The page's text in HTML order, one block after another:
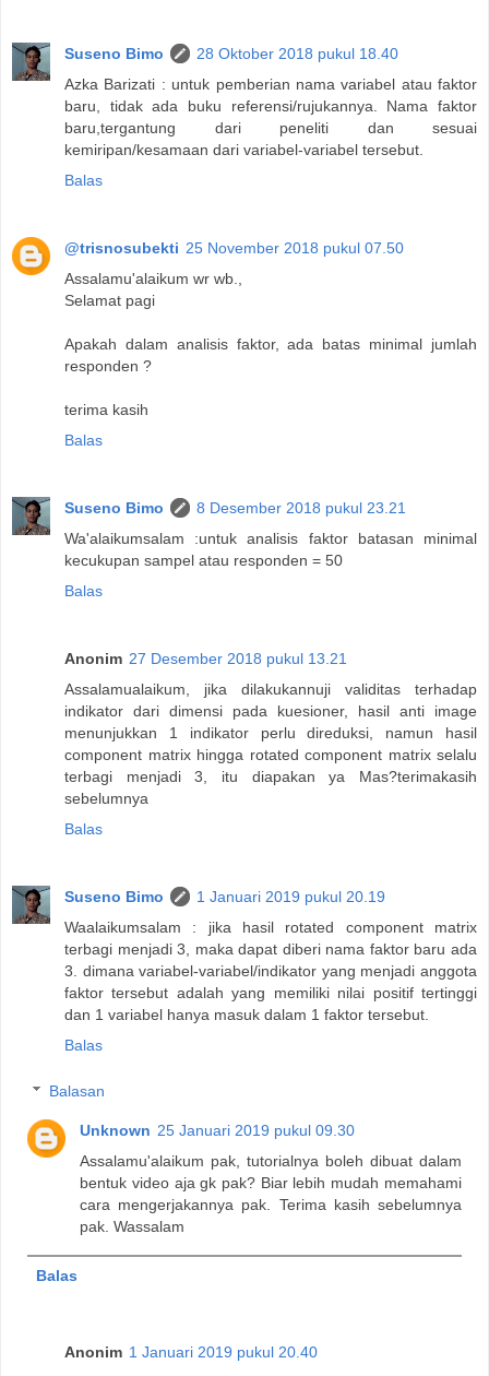
Suseno Bimo
28 Oktober 2018 pukul 18.40
Azka Barizati : untuk pemberian nama variabel atau faktor
baru, tidak ada buku referensi/rujukannya. Nama faktor
baru,tergantung dari peneliti dan sesuai
kemiripan/kesamaan dari variabel-variabel tersebut.
Balas
@trisnosubekti 25 November 2018 pukul 07.50
Assalamu'alaikum wr wb.,
Selamat pagi
Apakah dalam analisis faktor, ada batas minimal jumlah
responden ?
terima kasih
Balas
Suseno Bimo
8 Desember 2018 pukul 23.21
Wa'alaikumsalam :untuk analisis faktor batasan minimal
kecukupan sampel atau responden = 50
Balas
Anonim 27 Desember 2018 pukul 13.21
Assalamualaikum, jika dilakukannuji validitas terhadap
indikator dari dimensi pada kuesioner, hasil anti image
menunjukkan 1 indikator perlu direduksi, namun hasil
component matrix hingga rotated component matrix selalu
terbagi menjadi 3, itu diapakan ya Mas?terimakasih
sebelumnya
Balas
Suseno Bimo
1 Januari 2019 pukul 20.19
Waalaikumsalam : jika hasil rotated component matrix
terbagi menjadi 3, maka dapat diberi nama faktor baru ada
3. dimana variabel-variabel/indikator yang menjadi anggota
faktor tersebut adalah yang memiliki nilai positif tertinggi
dan 1 variabel hanya masuk dalam 1 faktor tersebut.
Balas
Balasan
Unknown 25 Januari 2019 pukul 09.30
Assalamu'alaikum pak, tutorialnya boleh dibuat dalam
bentuk video aja gk pak? Biar lebih mudah memahami
cara mengerjakannya pak. Terima kasih sebelumnya
pak. Wassalam
Balas
Anonim 1 Januari 2019 pukul 20.40